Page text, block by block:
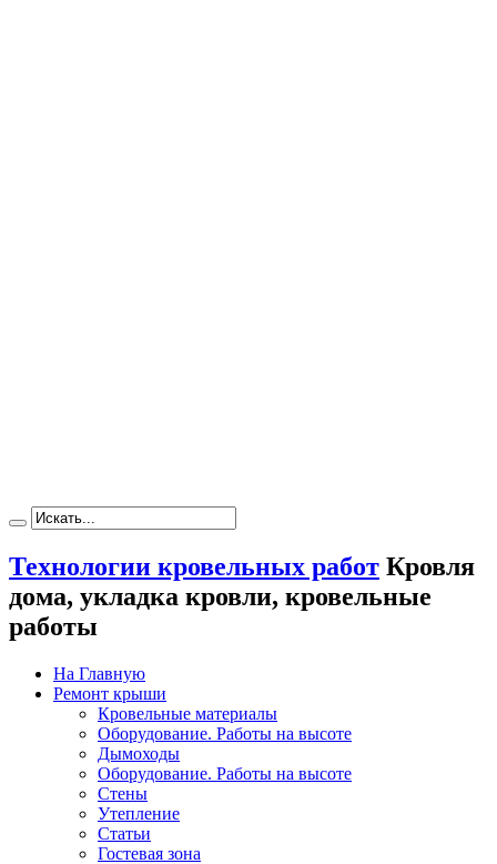
Технологии кровельных работ Кровля
дома, укладка кровли, кровельные
работы
На Главную
Ремонт крыши
Кровельные материалы
Оборудование. Работы на высоте
Дымоходы
Оборудование. Работы на высоте
Стены
Утепление
Статьи
Гостевая зона